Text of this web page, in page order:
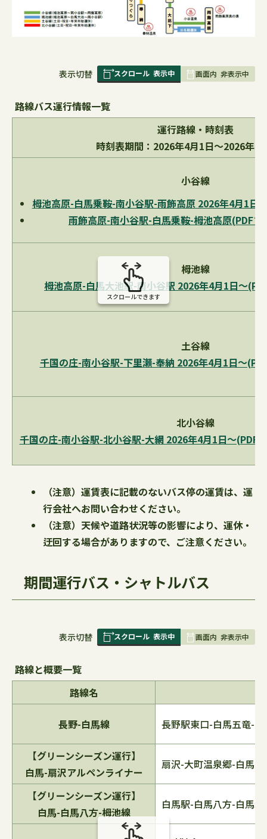
表
み
の
表示切替 スクロール 表示中 画面内 非表示中
路線バス運行情報一覧
運行路線・時刻表
時刻表期間：2026年4月1日～2026年
小谷線
栂池高原-白馬乗鞍-南小谷駅-雨飾高原 2026年4月1日
雨飾高原-南小谷駅-白馬乗鞍-栂池高原(PDF
栂池線
栂池高原-白馬大池駅-南小谷駅 2026年4月1日～
土谷線
千国の庄-南小谷駅-下里瀬-奉納 2026年4月1日～
北小谷線
千国の庄-南小谷駅-北小谷駅-大網 2026年4月1日～(PDF
スクロールできます
（注意）運賃表に記載のないバス停の運賃は、運
行会社へお問い合わせください。
（注意）天候や道路状況等の影響により、運休・
迂回する場合がありますので、ご注意ください。
期間運行バス・シャトルバス
表
み
の
表示切替 スクロール 表示中 画面内 非表示中
路線と概要一覧
路線名
長野-白馬線 長野駅東口-白馬五竜-
【グリーンシーズン運行】
白馬-扇沢アルペンライナー
扇沢-大町温泉郷-白馬
【グリーンシーズン運行】
白馬-白馬八方-栂池線
白馬駅-白馬八方-白馬